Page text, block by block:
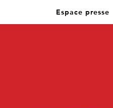
Espace presse